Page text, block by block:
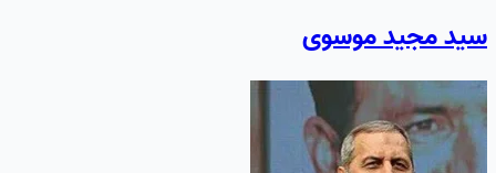
سید مجید موسوی